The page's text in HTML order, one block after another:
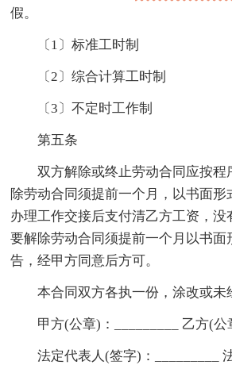
假。
〔1〕标准工时制
〔2〕综合计算工时制
〔3〕不定时工作制
第五条
双方解除或终止劳动合同应按程
除劳动合同须提前一个月，以书面形
办理工作交接后支付清乙方工资，没
要解除劳动合同须提前一个月以书面
告，经甲方同意后方可。
本合同双方各执一份，涂改或未
甲方(公章)：_________ 乙方(公
法定代表人(签字)：_________